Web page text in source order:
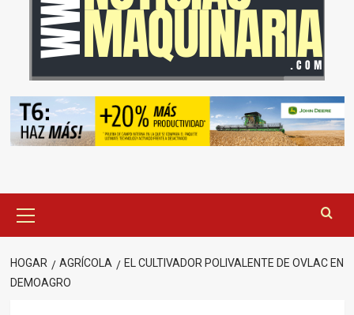
principal
HOGAR AGRÍCOLA
EL CULTIVADOR POLIVALENTE DE OVLAC EN
DEMOAGRO